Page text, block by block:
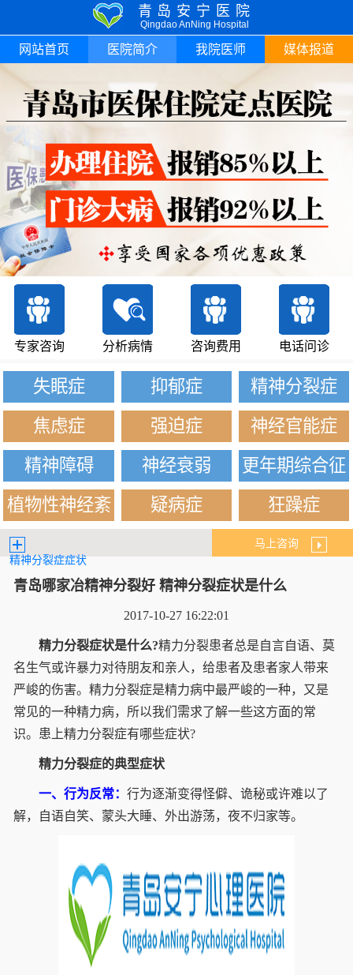
青岛安宁医院
Qingdao AnNing Hospital
网站首页 医院简介 我院医师 媒体报道
专家咨询 分析病情 咨询费用 电话问诊
失眠症 抑郁症
精神分裂症
焦虑症
强迫症
神经官能症
精神障碍
神经衰弱
更年期综合征
植物性神经紊
疑病症 狂躁症
精神分裂症症状
马上咨询
青岛哪家冶精神分裂好 精神分裂症状是什么
2017-10-27 16:22:01
精力分裂症状是什么?精力分裂患者总是自言自语、莫
名生气或许暴力对待朋友和亲人，给患者及患者家人带来
严峻的伤害。精力分裂症是精力病中最严峻的一种，又是
常见的一种精力病，所以我们需求了解一些这方面的常
识。患上精力分裂症有哪些症状?
精力分裂症的典型症状
一、行为反常： 行为逐渐变得怪僻、诡秘或许难以了
解，自语自笑、蒙头大睡、外出游荡，夜不归家等。